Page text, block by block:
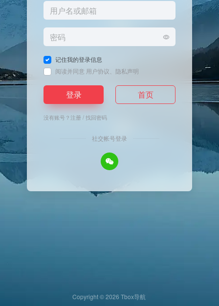
记住我的登录信息
阅读并同意 用户协议 隐私声明
登录 首页
没有账号？注册/找回密码
社交帐号登录
Copyright © 2026 Tbox导航